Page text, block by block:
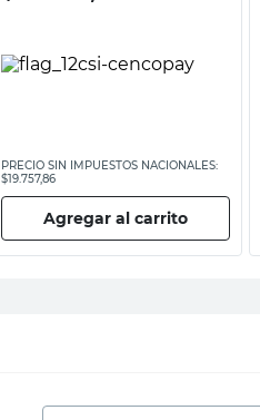
PRECIO SIN IMPUESTOS NACIONALES:
$19.757,86
Agregar al carrito